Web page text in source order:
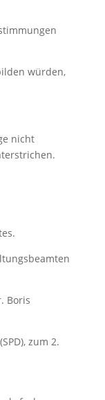
würden,
nicht
Boris
zum 2.